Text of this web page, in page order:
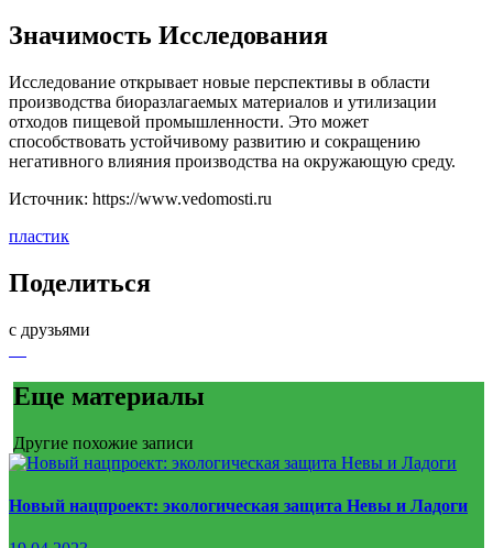
Значимость Исследования
Исследование открывает новые перспективы в области
производства биоразлагаемых материалов и утилизации
отходов пищевой промышленности. Это может
способствовать устойчивому развитию и сокращению
негативного влияния производства на окружающую среду.
Источник: https://www.vedomosti.ru
пластик
Поделиться
с друзьями
Еще материалы
Другие похожие записи
Новый нацпроект: экологическая защита Невы и Ладоги